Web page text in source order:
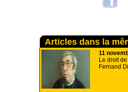
Articles dans la
11
Le droit
Fernand